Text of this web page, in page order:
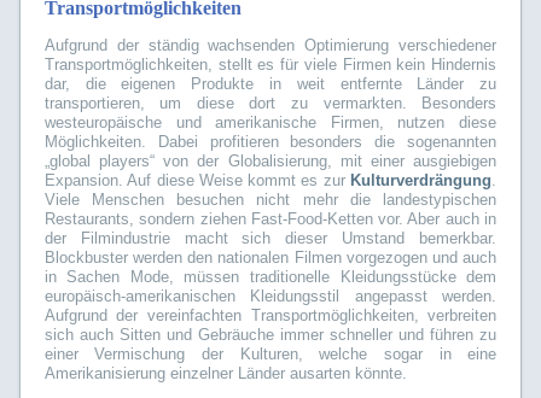
Transportmöglichkeiten
Aufgrund der ständig wachsenden Optimierung verschiedener
Transportmöglichkeiten, stellt es für viele Firmen kein Hindernis
dar, die eigenen Produkte in weit entfernte Länder zu
transportieren, um diese dort zu vermarkten. Besonders
westeuropäische und amerikanische Firmen, nutzen diese
Möglichkeiten. Dabei profitieren besonders die sogenannten
„global players“ von der Globalisierung, mit einer ausgiebigen
Expansion. Auf diese Weise kommt es zur Kulturverdrängung.
Viele Menschen besuchen nicht mehr die landestypischen
Restaurants, sondern ziehen Fast-Food-Ketten vor. Aber auch in
der Filmindustrie macht sich dieser Umstand bemerkbar.
Blockbuster werden den nationalen Filmen vorgezogen und auch
in Sachen Mode, müssen traditionelle Kleidungsstücke dem
europäisch-amerikanischen Kleidungsstil angepasst werden.
Aufgrund der vereinfachten Transportmöglichkeiten, verbreiten
sich auch Sitten und Gebräuche immer schneller und führen zu
einer Vermischung der Kulturen, welche sogar in eine
Amerikanisierung einzelner Länder ausarten könnte.